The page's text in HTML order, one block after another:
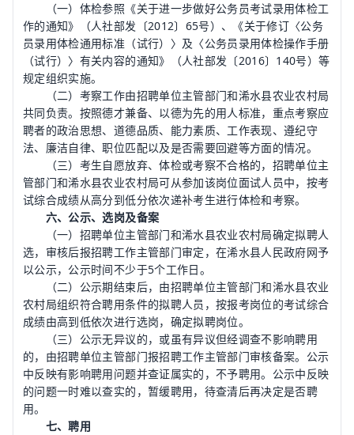
（一）体检参照《关于进一步做好公务员考试录用体检工
作的通知》（人社部发〔2012〕65号）、《关于修订〈公务
员录用体检通用标准（试行） 〉及〈公务员录用体检操作手册
（试行）〉有关内容的通知》（人社部发〔2016〕140号）等
规定组织实施。
（二）考察工作由招聘单位主管部门和浠水县农业农村局
共同负责。按照德才兼备、以德为先的用人标准，重点考察应
聘者的政治思想、道德品质、能力素质、工作表现、遵纪守
法、廉洁自律、职位匹配以及是否需要回避等方面的情况。
（三）考生自愿放弃、体检或考察不合格的，招聘单位主
管部门和浠水县农业农村局可从参加该岗位面试人员中，按考
试综合成绩从高分到低分依次递补考生进行体检和考察。
六、公示、选岗及备案
（一）招聘单位主管部门和浠水县农业农村局确定拟聘人
选，审核后报招聘工作主管部门审定，在浠水县人民政府网予
以公示，公示时间不少于5个工作日。
（二）公示期结束后，由招聘单位主管部门和浠水县农业
农村局组织符合聘用条件的拟聘人员，按报考岗位的考试综合
成绩由高到低依次进行选岗，确定拟聘岗位。
（三）公示无异议的，或虽有异议但经调查不影响聘用
的，由招聘单位主管部门报招聘工作主管部门审核备案。公示
中反映有影响聘用问题并查证属实的，不予聘用。公示中反映
的问题一时难以查实的，暂缓聘用，待查清后再决定是否聘
用。
七、聘用